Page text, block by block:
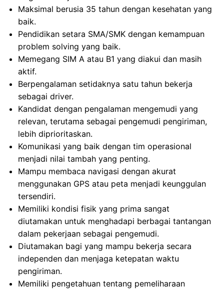
Maksimal berusia 35 tahun dengan kesehatan yang
baik.
Pendidikan setara SMA/SMK dengan kemampuan
problem solving yang baik.
Memegang SIM A atau B1 yang diakui dan masih
aktif.
Berpengalaman setidaknya satu tahun bekerja
sebagai driver.
Kandidat dengan pengalaman mengemudi yang
relevan, terutama sebagai pengemudi pengiriman,
lebih diprioritaskan.
Komunikasi yang baik dengan tim operasional
menjadi nilai tambah yang penting.
Mampu membaca navigasi dengan akurat
menggunakan GPS atau peta menjadi keunggulan
tersendiri.
Memiliki kondisi fisik yang prima sangat
diutamakan untuk menghadapi berbagai tantangan
dalam pekerjaan sebagai pengemudi.
Diutamakan bagi yang mampu bekerja secara
independen dan menjaga ketepatan waktu
pengiriman.
Memiliki pengetahuan tentang pemeliharaan